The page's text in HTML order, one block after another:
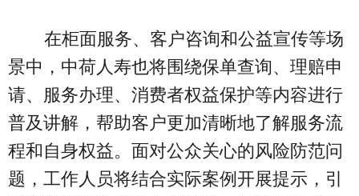
在柜面服务、客户咨询和公益宣传等场
景中，中荷人寿也将围绕保单查询、理赔申
请、服务办理、消费者权益保护等内容进行
普及讲解，帮助客户更加清晰地了解服务流
程和自身权益。面对公众关心的风险防范问
题，工作人员将结合实际案例开展提示，引